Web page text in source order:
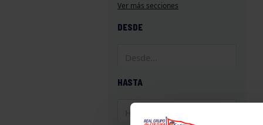
BOXEO
Ver más secciones
DESDE
HASTA